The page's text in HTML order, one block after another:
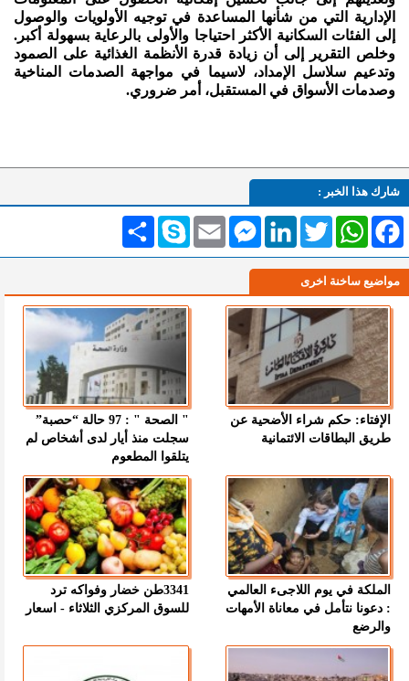
الإدارية التي من شأنها المساعدة في توجيه الأولويات والوصول
إلى الفئات السكانية الأكثر احتياجا والأولى بالرعاية بسهولة أكبر.
وخلص التقرير إلى أن زيادة قدرة الأنظمة الغذائية على الصمود
وتدعيم سلاسل الإمداد، لاسيما في مواجهة الصدمات المناخية
وصدمات الأسواق في المستقبل، أمر ضروري.
شارك هذا الخبر :
انشر Skype Email
MessengerLinkedInTwitterWhatsAppFacebook
مواضيع ساخنة اخرى
الإفتاء: حكم شراء الأضحية عن
طريق البطاقات الائتمانية
" الصحة " : 97 حالة “حصبة”
سجلت منذ أيار لدى أشخاص لم
يتلقوا المطعوم
الملكة في يوم اللاجىء العالمي
: دعونا نتأمل في معاناة الأمهات
والرضع
3341طن خضار وفواكه ترد
للسوق المركزي الثلاثاء - اسعار